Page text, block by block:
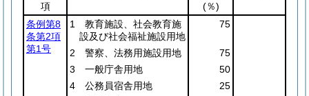
項
(％)
条例第8
条第2項
第1号
1 教育施設、社会教育施
設及び社会福祉施設用地
75
2 警察、法務用施設用地
75
3 一般庁舎用地
50
4 公務員宿舎用地
25